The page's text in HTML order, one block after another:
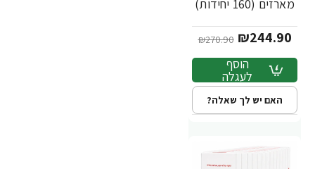
מארזים (160 יחידות)
₪244.90
₪270.90
הוסף
לעגלה
האם יש לך שאלה?